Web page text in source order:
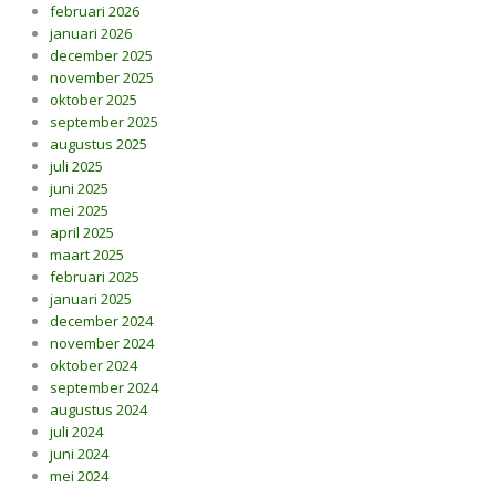
februari 2026
januari 2026
december 2025
november 2025
oktober 2025
september 2025
augustus 2025
juli 2025
juni 2025
mei 2025
april 2025
maart 2025
februari 2025
januari 2025
december 2024
november 2024
oktober 2024
september 2024
augustus 2024
juli 2024
juni 2024
mei 2024